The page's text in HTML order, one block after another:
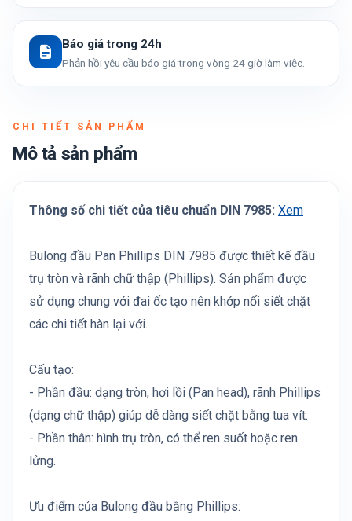
Báo giá trong 24h
Phản hồi yêu cầu báo giá trong vòng 24 giờ làm việc.
CHI TIẾT SẢN PHẨM
Mô tả sản phẩm
Thông số chi tiết của tiêu chuẩn DIN 7985: Xem
Bulong đầu Pan Phillips DIN 7985 được thiết kế đầu
trụ tròn và rãnh chữ thập (Phillips). Sản phẩm được
sử dụng chung với đai ốc tạo nên khớp nối siết chặt
các chi tiết hàn lại với.
Cấu tạo:
- Phần đầu: dạng tròn, hơi lồi (Pan head), rãnh Phillips
(dạng chữ thập) giúp dễ dàng siết chặt bằng tua vít.
- Phần thân: hình trụ tròn, có thể ren suốt hoặc ren
lửng.
Ưu điểm của Bulong đầu bằng Phillips: